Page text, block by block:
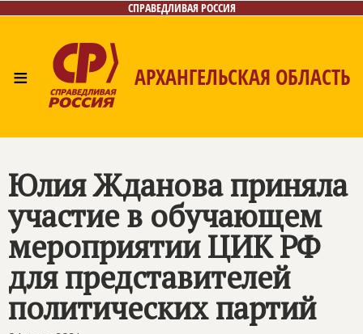
СПРАВЕДЛИВАЯ РОССИЯ
≡ АРХАНГЕЛЬСКАЯ ОБЛАСТЬ
Контакты
Юлия Жданова приняла
участие в обучающем
мероприятии ЦИК РФ
для представителей
политических партий